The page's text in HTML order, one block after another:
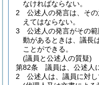
なければならない。
2
公述人の発言は、そ
えてはならない。
3
公述人の発言がその
動があるときは、議長
ことができる。
(議員と公述人の質疑)
第82条
議員は、公述人
2
公述人は、議員に対